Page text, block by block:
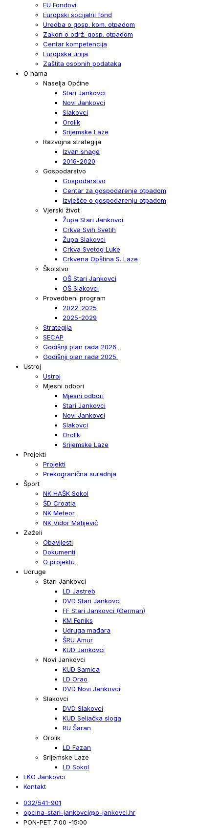
EU Fondovi
Europski socijalni fond
Uredba o gosp. kom. otpadom
Zakon o održ. gosp. otpadom
Centar kompetencija
Europska unija
Zaštita osobnih podataka
O nama
Naselja Općine
Stari Jankovci
Novi Jankovci
Slakovci
Orolik
Srijemske Laze
Razvojna strategija
Izvan snage
2016-2020
Gospodarstvo
Gospodarstvo
Centar za gospodarenje otpadom
Izvješće o gospodarenju otpadom
Vjerski život
Župa Stari Jankovci
Crkva Svih Svetih
Župa Slakovci
Crkva Svetog Luke
Crkvena Opština S. Laze
Školstvo
OŠ Stari Jankovci
OŠ Slakovci
Provedbeni program
2022-2025
2025-2029
Strategija
SECAP
Godišnji plan rada 2026.
Godišnji plan rada 2025.
Ustroj
Ustroj
Mjesni odbori
Mjesni odbori
Stari Jankovci
Novi Jankovci
Slakovci
Orolik
Srijemske Laze
Projekti
Projekti
Prekogranična suradnja
Šport
NK HAŠK Sokol
ŠD Croatia
NK Meteor
NK Vidor Matijević
Zaželi
Obavijesti
Dokumenti
O projektu
Udruge
Stari Jankovci
LD Jastreb
DVD Stari Jankovci
FF Stari Jankovci (German)
KM Feniks
Udruga mađara
ŠRU Amur
KUD Jankovci
Novi Jankovci
KUD Samica
LD Orao
DVD Novi Jankovci
Slakovci
DVD Slakovci
KUD Seljačka sloga
RU Šaran
Orolik
LD Fazan
Srijemske Laze
LD Sokol
EKO Jankovci
Kontakt
032/541-901
opcina-stari-jankovci@o-jankovci.hr
PON-PET 7:00 -15:00